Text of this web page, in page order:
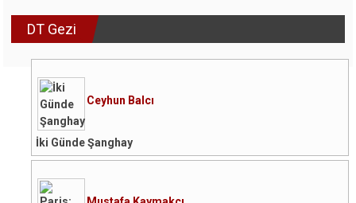
DT Gezi
Ceyhun Balcı
İki Günde Şanghay